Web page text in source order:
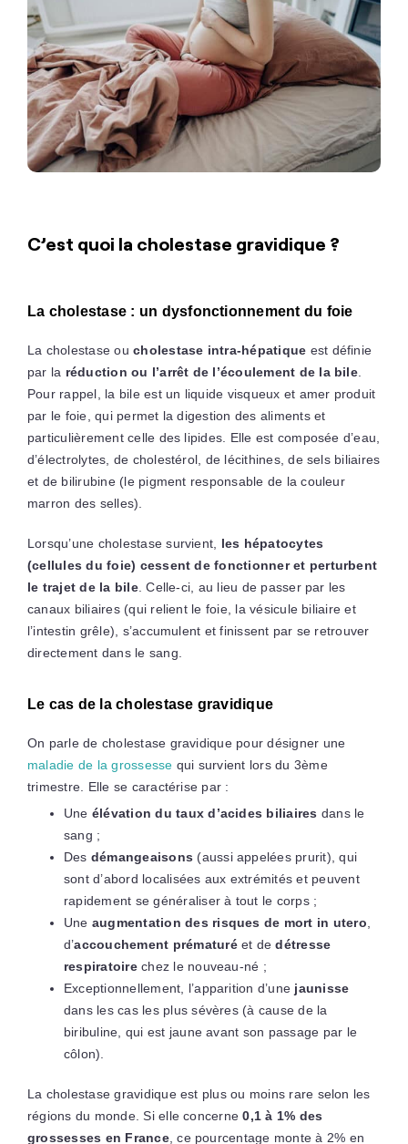
C’est quoi la cholestase gravidique ?
La cholestase : un dysfonctionnement du foie
La cholestase oucholestase intra-hépatique est définie
par la réduction ou l’arrêt de l’écoulement de la bile.
Pour rappel, la bile est un liquide visqueux et amer produit
par le foie, qui permet la digestion des aliments et
particulièrement celle des lipides. Elle est composée d’eau,
d’électrolytes, de cholestérol, de lécithines, de sels biliaires
et de bilirubine (le pigment responsable de la couleur
marron des selles).
Lorsqu’une cholestase survient, les hépatocytes
(cellules du foie) cessent de fonctionner et perturbent
le trajet de la bile. Celle-ci, au lieu de passer par les
canaux biliaires (qui relient le foie, la vésicule biliaire et
l’intestin grêle), s’accumulent et finissent par se retrouver
directement dans le sang.
Le cas de la cholestase gravidique
On parle de cholestase gravidique pour désigner une
maladie de la grossesse qui survient lors du 3ème
trimestre. Elle se caractérise par :
Une élévation du taux d’acides biliaires dans le
sang ;
Des démangeaisons (aussi appelées prurit), qui
sont d’abord localisées aux extrémités et peuvent
rapidement se généraliser à tout le corps ;
Une augmentation des risques de mort in utero
d’accouchement prématuréet dedétresse
respiratoirechez le nouveau-né ;
Exceptionnellement, l’apparition d’une jaunisse
dans les cas les plus sévères (à cause de la
biribuline, qui est jaune avant son passage par le
côlon).
La cholestase gravidique est plus ou moins rare selon les
régions du monde. Si elle concerne0,1 à 1% des
grossesses en France, ce pourcentage monte à 2% en